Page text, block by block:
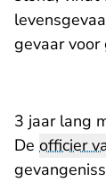
gevaar voor
3 jaar lang
De officier